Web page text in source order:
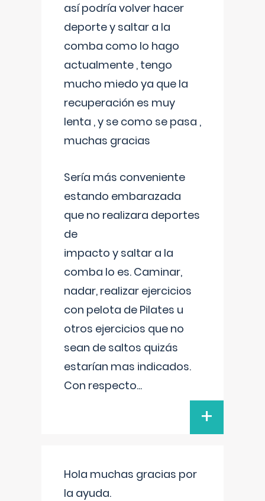
así podría volver hacer
deporte y saltar a la
comba como lo hago
actualmente , tengo
mucho miedo ya que la
recuperación es muy
lenta , y se como se pasa ,
muchas gracias
Sería más conveniente
estando embarazada
que no realizara deportes
de
impacto y saltar a la
comba lo es. Caminar,
nadar, realizar ejercicios
con pelota de Pilates u
otros ejercicios que no
sean de saltos quizás
estarían mas indicados.
Con respecto...
+
Hola muchas gracias por
la ayuda.